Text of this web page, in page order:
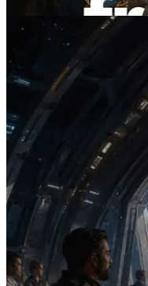
2026.07.04
ERPC 發布支援
— AI Agent 按